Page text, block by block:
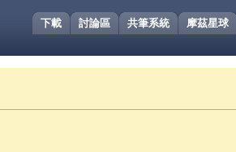
摩茲星球
共筆系統
討論區
下載